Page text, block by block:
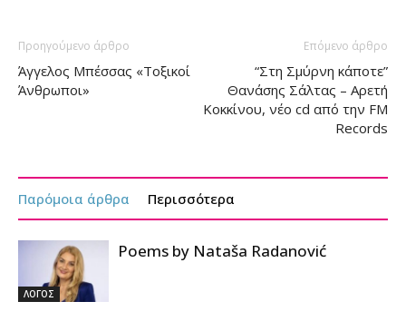
Προηγούμενο άρθρο
Άγγελος Μπέσσας «Τοξικοί
Άνθρωποι»
Επόμενο άρθρο
“Στη Σμύρνη κάποτε”
Θανάσης Σάλτας – Αρετή
Κοκκίνου, νέο cd από την FM
Records
Παρόμοια άρθρα Περισσότερα
ΛΟΓΟΣ
Poems by Nataša Radanović